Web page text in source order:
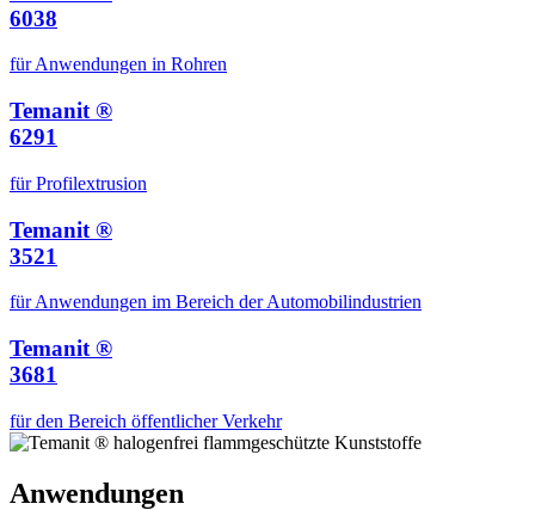
6038
für Anwendungen in Rohren
Temanit ®
6291
für Profilextrusion
Temanit ®
3521
für Anwendungen im Bereich der Automobilindustrien
Temanit ®
3681
für den Bereich öffentlicher Verkehr
Anwendungen